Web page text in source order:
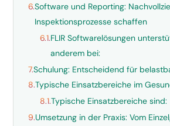
6.Software und Reporting:
Inspektionsprozesse schaffen
6.1.FLIR Softwarelösungen
anderem bei:
7.Schulung: Entscheidend für
8.Typische Einsatzbereiche im
8.1.Typische Einsatzbereiche sind:
9.Umsetzung in der Praxis: Vom